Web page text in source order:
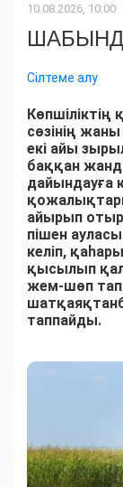
10.08.2026, 10:00
Сілтеме алу
Көпшіліктің
сөзінің
екі айы
баққан
дайындауға
айырып
пішен
келіп,
қысылып
жем-шөп
таппайды.